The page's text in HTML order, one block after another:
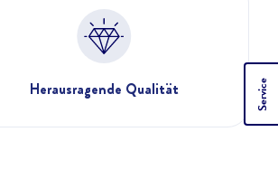
Herausragende Qualität Service